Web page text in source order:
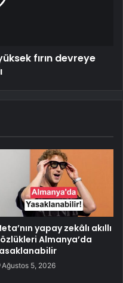
fırın devreye
yapay zekâlı akıllı
Almanya’da
Ağustos 5, 2026